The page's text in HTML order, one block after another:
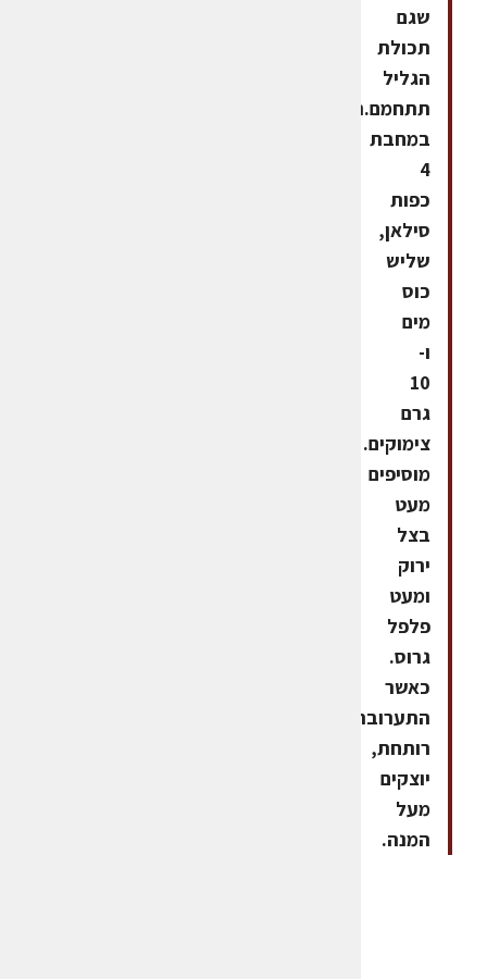
שגם
תכולת
הגליל
תתחמם.רוטבמחממים
במחבת
4
כפות
סילאן,
שליש
כוס
מים
ו-
10
גרם
צימוקים.
מוסיפים
מעט
בצל
ירוק
ומעט
פלפל
גרוס.
כאשר
התערובת
רותחת,
יוצקים
מעל
המנה.